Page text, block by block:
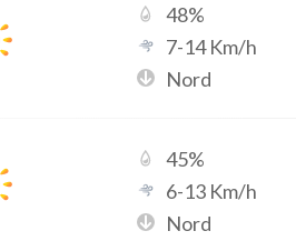
48%
7-14Km/h
Nord
45%
6-13 Km/h
Nord